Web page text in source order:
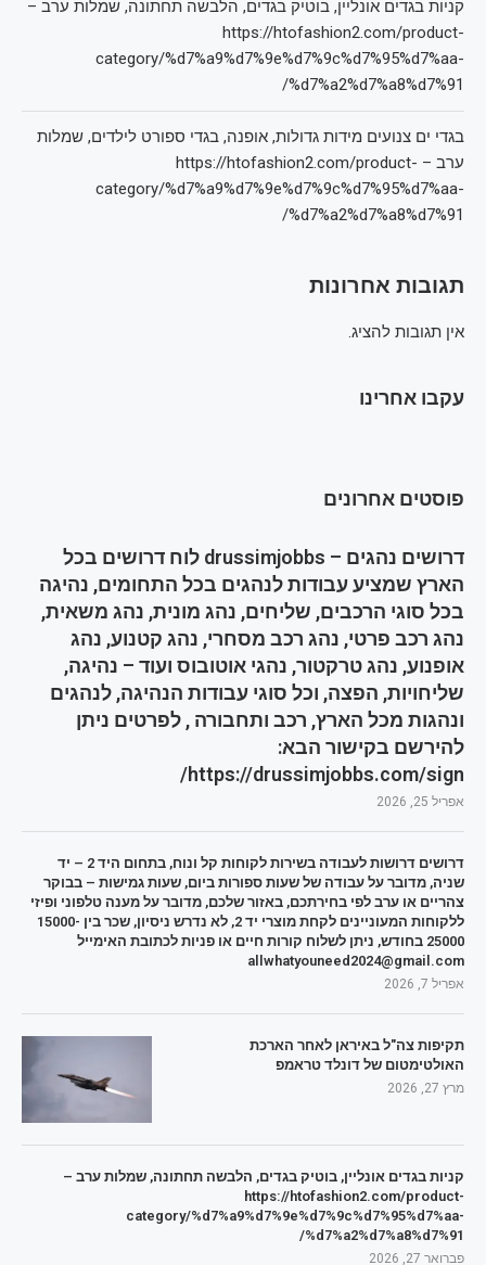
קניות בגדים אונליין, בוטיק בגדים, הלבשה תחתונה, שמלות ערב –
https://htofashion2.com/product-
category/%d7%a9%d7%9e%d7%9c%d7%95%d7%aa-
%d7%a2%d7%a8%d7%91/
בגדי ים צנועים מידות גדולות, אופנה, בגדי ספורט לילדים, שמלות
ערב – https://htofashion2.com/product-
category/%d7%a9%d7%9e%d7%9c%d7%95%d7%aa-
%d7%a2%d7%a8%d7%91/
תגובות אחרונות
אין תגובות להציג.
עקבו אחרינו
פוסטים אחרונים
דרושים נהגים – drussimjobbs לוח דרושים בכל
הארץ שמציע עבודות לנהגים בכל התחומים, נהיגה
בכל סוגי הרכבים, שליחים, נהג מונית, נהג משאית,
נהג רכב פרטי, נהג רכב מסחרי, נהג קטנוע, נהג
אופנוע, נהג טרקטור, נהגי אוטובוס ועוד – נהיגה,
שליחויות, הפצה, וכל סוגי עבודות הנהיגה, לנהגים
ונהגות מכל הארץ, רכב ותחבורה , לפרטים ניתן
להירשם בקישור הבא:
https://drussimjobbs.com/sign/
אפריל 25, 2026
דרושים דרושות לעבודה בשירות לקוחות קל ונוח, בתחום היד 2 – יד
שניה, מדובר על עבודה של שעות ספורות ביום, שעות גמישות – בבוקר
צהריים או ערב לפי בחירתכם, באזור שלכם, מדובר על מענה טלפוני ופיזי
ללקוחות המעוניינים לקחת מוצרי יד 2, לא נדרש ניסיון, שכר בין 15000-
25000 בחודש, ניתן לשלוח קורות חיים או פניות לכתובת האימייל
allwhatyouneed2024@gmail.com
אפריל 7, 2026
תקיפות צה"ל באיראן לאחר הארכת
האולטימטום של דונלד טראמפ
מרץ 27, 2026
קניות בגדים אונליין, בוטיק בגדים, הלבשה תחתונה, שמלות ערב –
https://htofashion2.com/product-
category/%d7%a9%d7%9e%d7%9c%d7%95%d7%aa-
%d7%a2%d7%a8%d7%91/
פברואר 27, 2026